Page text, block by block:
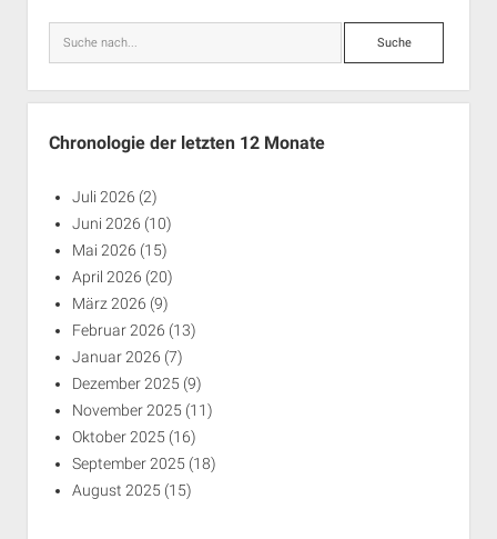
Suche
Chronologie der letzten 12 Monate
Juli 2026 (2)
Juni 2026 (10)
Mai 2026 (15)
April 2026 (20)
März 2026 (9)
Februar 2026 (13)
Januar 2026 (7)
Dezember 2025 (9)
November 2025 (11)
Oktober 2025 (16)
September 2025 (18)
August 2025 (15)